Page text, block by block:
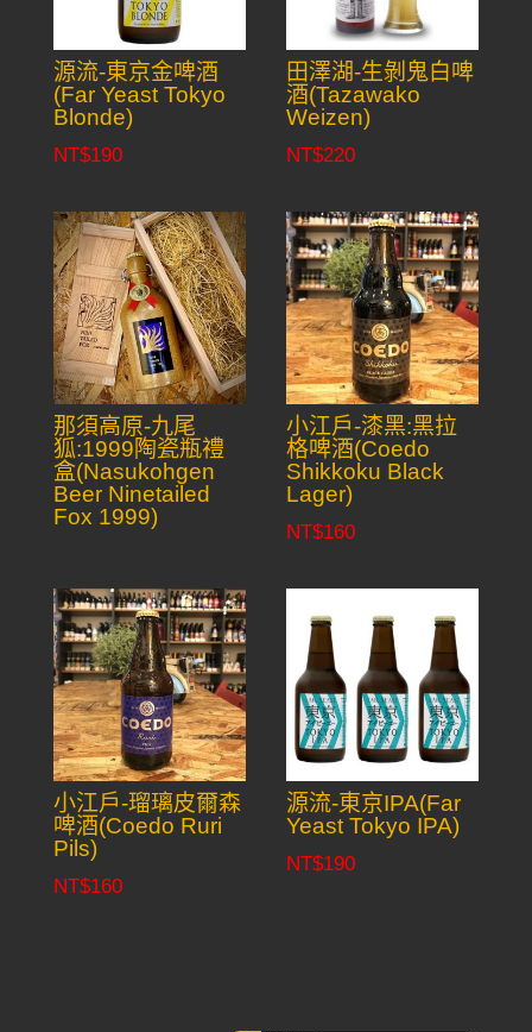
源流-東京金啤酒
(Far Yeast Tokyo
Blonde)
NT$190
田澤湖-生剝鬼白啤
酒(Tazawako
Weizen)
NT$220
那須高原-九尾
狐:1999陶瓷瓶禮
盒(Nasukohgen
Beer Ninetailed
Fox 1999)
小江戶-漆黑:黑拉
格啤酒(Coedo
Shikkoku Black
Lager)
NT$160
小江戶-瑠璃皮爾森
啤酒(Coedo Ruri
Pils)
NT$160
源流-東京IPA(Far
Yeast Tokyo IPA)
NT$190